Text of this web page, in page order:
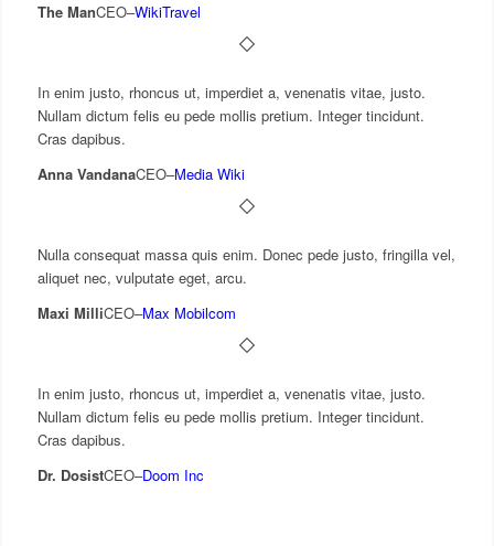
The ManCEO–WikiTravel
In enim justo, rhoncus ut, imperdiet a, venenatis vitae, justo.
Nullam dictum felis eu pede mollis pretium. Integer tincidunt.
Cras dapibus.
Anna VandanaCEO–Media Wiki
Nulla consequat massa quis enim. Donec pede justo, fringilla vel,
aliquet nec, vulputate eget, arcu.
Maxi MilliCEO–Max Mobilcom
In enim justo, rhoncus ut, imperdiet a, venenatis vitae, justo.
Nullam dictum felis eu pede mollis pretium. Integer tincidunt.
Cras dapibus.
Dr. DosistCEO–Doom Inc